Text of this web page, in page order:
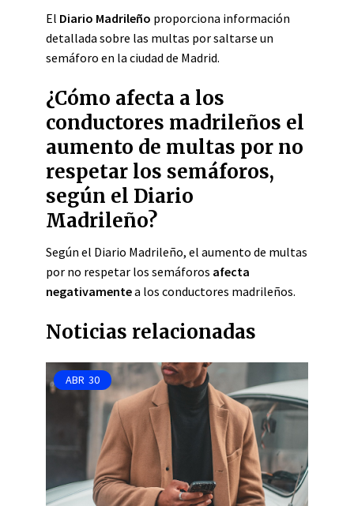
El Diario Madrileño proporciona información
detallada sobre las multas por saltarse un
semáforo en la ciudad de Madrid.
¿Cómo afecta a los
conductores madrileños el
aumento de multas por no
respetar los semáforos,
según el Diario
Madrileño?
Según el Diario Madrileño, el aumento de multas
por no respetar los semáforos afecta
negativamentea los conductores madrileños.
Noticias relacionadas
ABR 30